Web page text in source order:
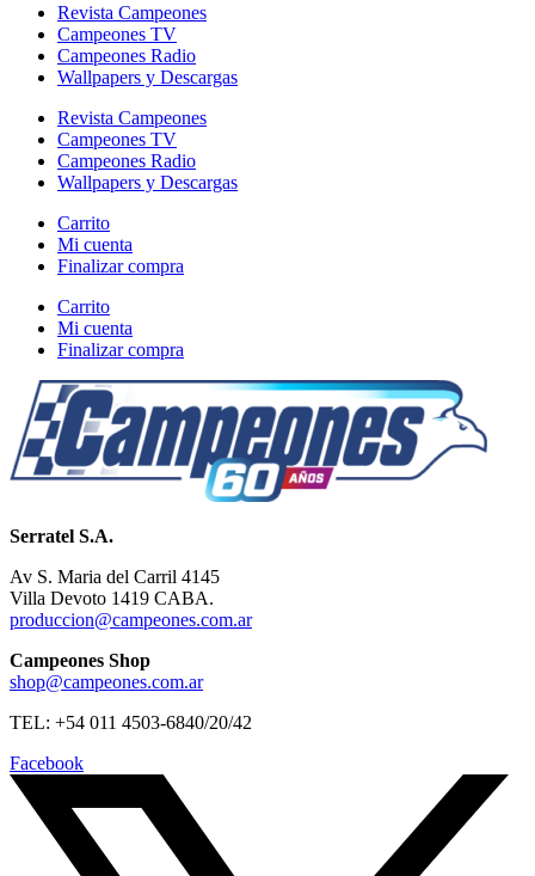
Revista Campeones
Campeones TV
Campeones Radio
Wallpapers y Descargas
Revista Campeones
Campeones TV
Campeones Radio
Wallpapers y Descargas
Carrito
Mi cuenta
Finalizar compra
Carrito
Mi cuenta
Finalizar compra
Serratel S.A.
Av S. Maria del Carril 4145
Villa Devoto 1419 CABA.
produccion@campeones.com.ar
Campeones Shop
shop@campeones.com.ar
TEL: +54 011 4503-6840/20/42
Facebook